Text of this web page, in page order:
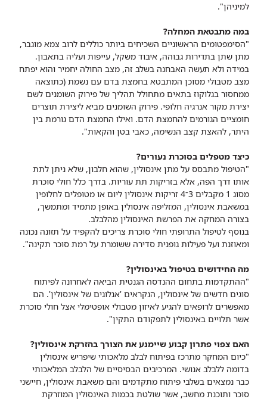
למיניהן".
במה מתבטאת המחלה?
"הסימפטומים הראשוניים השכיחים ביותר כוללים לרוב צמא מוגבר,
מתן שתן בתדירות גבוהה, איבוד משקל, עייפות ועליה בתאבון.
במידה ולא תעשה האבחנה בשלב זה, מצב החולה יחמיר והוא יפתח
מצב מטבולי מסוכן המתבטא בחמצת בדם עם נשמת (כתוצאה
ממחסור בגלוקוז בתאים מתחולל תהליך של פירוק השומנים לשם
יצירת מקור אנרגיה חלופי. פירוק השומנים מביא ליצירת תוצרים
חומציים הגורמים להחמצת הדם. ואילו החמצת הדם גורמת בין
היתר, להאצת קצב הנשימה, כאבי בטן והקאות".
כיצד מטפלים בסוכרת נעורים?
"הטיפול מתבסס על מתן אינסולין, שהוא חלבון, שלא ניתן לתת
אותו דרך הפה, אלא בזריקות תת עוריות. בדרך כלל חולי סוכרת
מסוג 1 מקבלים 3־4 זריקות אינסולין ליום או מטופלים לחלופין
במשאבת אינסולין, המזליפה אינסולין באופן מתמיד ומתמשך,
בצורה המחקה את הפרשת האינסולין מהלבלב.
בנוסף לטיפול התרופתי חולי סוכרת צריכים להקפיד על תזונה נכונה
ומאוזנת ועל פעילות גופנית סדירה ששומרת על רמת סוכר תקינה".
מה החידושים בטיפול באינסולין?
"ההתקדמות בתחום ההנדסה הגנטית הביאה לאחרונה לפיתוח
סוגים חדשים של אינסולין, הנקראים 'אנלוגים של אינסולין'. הם
מאפשרים לרופאים להגיע לאיזון מטבולי אופטימלי אצל חולי סוכרת
אשר תלויים באינסולין לתפקודם התקין".
האם צפוי פתרון קבוע שיימנע את הצורך בהזרקת אינסולין?
"כיום המחקר מתרכז בפיתוח לבלב מלאכותי שיפריש אינסולין
בדומה ללבלב אנושי. המרכיבים הבסיסיים של הלבלב המלאכותי
כבר נמצאים בשלבי פיתוח מתקדמים והם משאבת אינסולין, חיישני
סוכר ותוכנת מחשב, אשר שולטת בכמות האינסולין המוזרקת